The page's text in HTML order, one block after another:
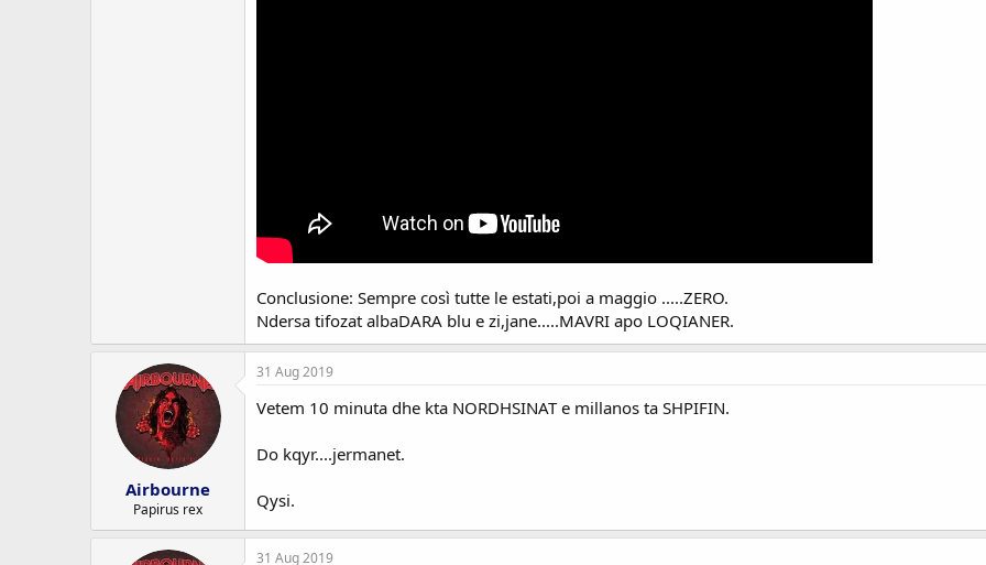
Conclusione: Sempre così tutte le estati,poi a maggio .....ZERO.
Ndersa tifozat albaDARA blu e zi,jane.....MAVRI apo LOQIANER.
Airbourne
Papirus rex
31 Aug 2019
Vetem 10 minuta dhe kta NORDHSINAT e millanos ta SHPIFIN.
Do kqyr....jermanet.
Qysi.
31 Aug 2019